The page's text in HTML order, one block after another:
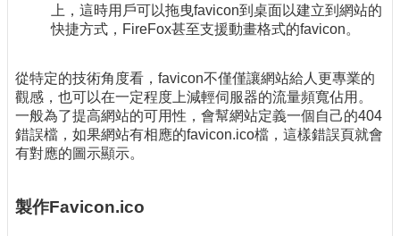
上，這時用戶可以拖曳favicon到桌面以建立到網站的
快捷方式，FireFox甚至支援動畫格式的favicon。
從特定的技術角度看，favicon不僅僅讓網站給人更專業的
觀感，也可以在一定程度上減輕伺服器的流量頻寬佔用。
一般為了提高網站的可用性，會幫網站定義一個自己的404
錯誤檔，如果網站有相應的favicon.ico檔，這樣錯誤頁就會
有對應的圖示顯示。
製作Favicon.ico